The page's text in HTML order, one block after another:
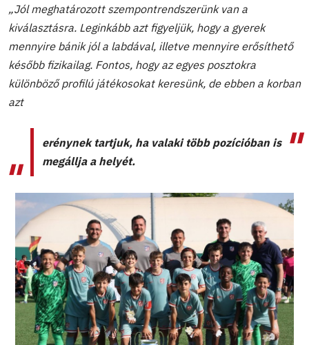
„Jól meghatározott szempontrendszerünk van a
kiválasztásra. Leginkább azt figyeljük, hogy a gyerek
mennyire bánik jól a labdával, illetve mennyire erősíthető
később fizikailag. Fontos, hogy az egyes posztokra
különböző profilú játékosokat keresünk, de ebben a korban
azt
erénynek tartjuk, ha valaki több pozícióban is
megállja a helyét.